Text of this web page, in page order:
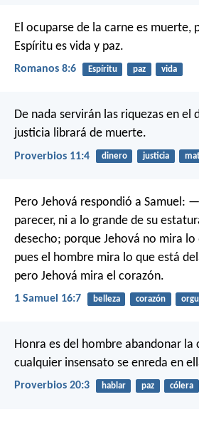
El ocuparse de la carne es muerte,
Espíritu es vida y paz.
Romanos 8:6 Espíritu paz vida
De nada servirán las riquezas en el
justicia librará de muerte.
Proverbios 11:4 dinero justicia
Pero Jehová respondió a Samuel:
parecer, ni a lo grande de su
desecho; porque Jehová no mira
pues el hombre mira lo que está
pero Jehová mira el corazón.
1 Samuel 16:7 belleza corazón
Honra es del hombre abandonar la
cualquier insensato se enreda en
Proverbios 20:3 hablar paz cólera